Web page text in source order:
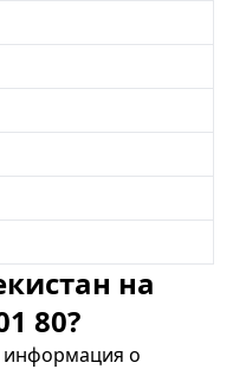
на
80?
информация о